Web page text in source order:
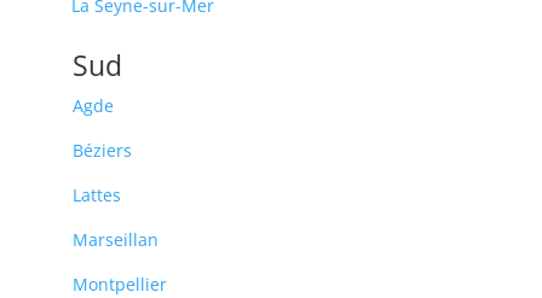
La Seyne-sur-Mer
Sud
Agde
Béziers
Lattes
Marseillan
Montpellier